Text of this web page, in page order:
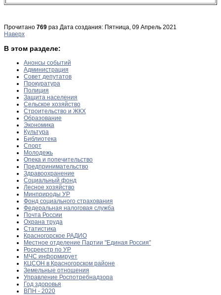
Прочитано 769 раз Дата создания: Пятница, 09 Апрель 2021
Наверх
В этом разделе:
Анонсы событий
Администрация
Совет депутатов
Прокуратура
Полиция
Защита населения
Сельское хозяйство
Строительство и ЖКХ
Образование
Экономика
Культура
Библиотека
Спорт
Молодежь
Опека и попечительство
Предпринимательство
Здравоохранение
Социальный фонд
Лесное хозяйство
Минприроды УР
Фонд социального страхования
Федеральная налоговая служба
Почта России
Охрана труда
Статистика
Красногорское РАДИО
Местное отделение Партии "Единая Россия"
Росреестр по УР
МЧС информирует
КЦСОН в Красногорском районе
Земельные отношения
Управление Роспотребнадзора
Год здоровья
ВПН - 2020